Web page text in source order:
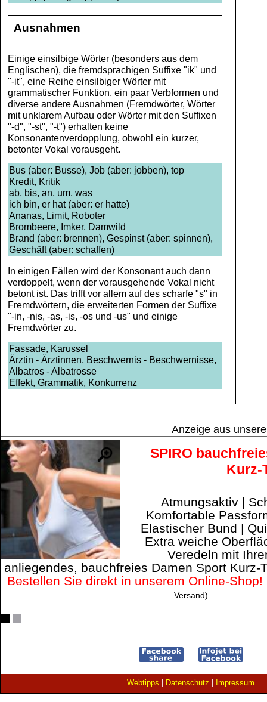
Ausnahmen
Einige einsilbige Wörter (besonders aus dem
Englischen), die fremdsprachigen Suffixe "ik" und
"-it", eine Reihe einsilbiger Wörter mit
grammatischer Funktion, ein paar Verbformen und
diverse andere Ausnahmen (Fremdwörter, Wörter
mit unklarem Aufbau oder Wörter mit den Suffixen
"-d", "-st", "-t") erhalten keine
Konsonantenverdopplung, obwohl ein kurzer,
betonter Vokal vorausgeht.
Bus (aber: Busse), Job (aber: jobben), top
Kredit, Kritik
ab, bis, an, um, was
ich bin, er hat (aber: er hatte)
Ananas, Limit, Roboter
Brombeere, Imker, Damwild
Brand (aber: brennen), Gespinst (aber: spinnen),
Geschäft (aber: schaffen)
In einigen Fällen wird der Konsonant auch dann
verdoppelt, wenn der vorausgehende Vokal nicht
betont ist. Das trifft vor allem auf des scharfe "s" in
Fremdwörtern, die erweiterten Formen der Suffixe
"-in, -nis, -as, -is, -os und -us" und einige
Fremdwörter zu.
Fassade, Karussel
Ärztin - Ärztinnen, Beschwernis - Beschwernisse,
Albatros - Albatrosse
Effekt, Grammatik, Konkurrenz
Anzeige aus
SPIRO
Kurz-
Atmungsaktiv |
Komfortable
Elastischer Bund |
Extra weiche
Veredeln mit
anliegendes, bauchfreies Damen Sport Kurz-
Bestellen Sie direkt in unserem Online-Shop!
Versand)
Webtipps Datenschutz Impressum